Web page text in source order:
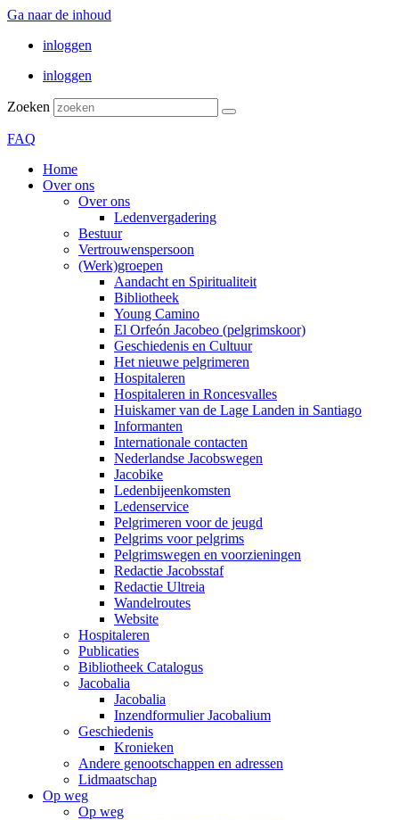
Ga naar de inhoud
inloggen
inloggen
Zoeken
FAQ
Home
Over ons
Over ons
Ledenvergadering
Bestuur
Vertrouwenspersoon
(Werk)groepen
Aandacht en Spiritualiteit
Bibliotheek
Young Camino
El Orfeón Jacobeo (pelgrimskoor)
Geschiedenis en Cultuur
Het nieuwe pelgrimeren
Hospitaleren
Hospitaleren in Roncesvalles
Huiskamer van de Lage Landen in Santiago
Informanten
Internationale contacten
Nederlandse Jacobswegen
Jacobike
Ledenbijeenkomsten
Ledenservice
Pelgrimeren voor de jeugd
Pelgrims voor pelgrims
Pelgrimswegen en voorzieningen
Redactie Jacobsstaf
Redactie Ultreia
Wandelroutes
Website
Hospitaleren
Publicaties
Bibliotheek Catalogus
Jacobalia
Jacobalia
Inzendformulier Jacobalium
Geschiedenis
Kronieken
Andere genootschappen en adressen
Lidmaatschap
Op weg
Op weg